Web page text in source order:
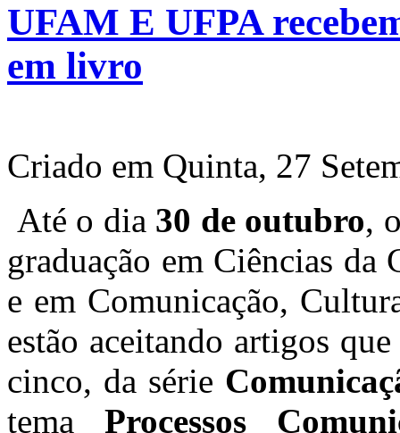
UFAM E UFPA
em livro
Criado em Quinta, 27
Até o dia 30 de outubro,
graduação em Ciências
e em Comunicação,
estão aceitando artigos
cinco, da série
tema Processos